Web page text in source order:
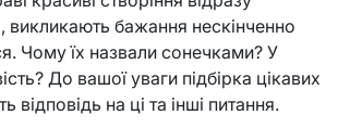
викликають бажання нескінченно
Чому їх назвали сонечками? У
До вашої уваги підбірка цікавих
відповідь на ці та інші питання.